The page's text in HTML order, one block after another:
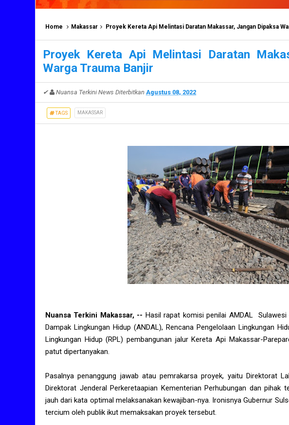
Home Makassar Proyek Kereta Api Melintasi Daratan Makassar, Jangan Dipaksa
Proyek Kereta Api Melintasi Daratan
Warga Trauma Banjir
✔ Nuansa Terkini News Diterbitkan Agustus 08, 2022
TAGS MAKASSAR
Nuansa Terkini Makassar, -- Hasil rapat komisi penilai AMDAL
Dampak Lingkungan Hidup (ANDAL), Rencana Pengelolaan Lingkungan
Lingkungan Hidup (RPL) pembangunan jalur Kereta Api Makassar-
patut dipertanyakan.
Pasalnya penanggung jawab atau pemrakarsa proyek, yaitu Direktorat
Direktorat Jenderal Perkeretaapian Kementerian Perhubungan dan pihak
jauh dari kata optimal melaksanakan kewajiban-nya. Ironisnya Gubernur
tercium oleh publik ikut memaksakan proyek tersebut.